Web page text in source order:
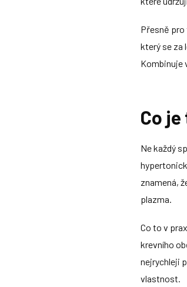
Přesně
který se za
Kombinuje
Co
Ne každý
znamená,
plazma.
Co to v
krevního
nejrychleji
vlastnost.